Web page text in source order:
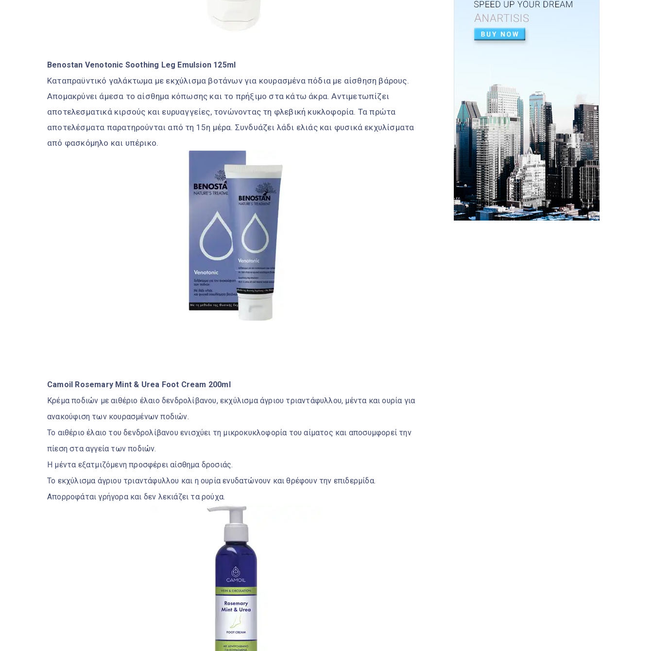
Benostan Venotonic Soothing Leg Emulsion 125ml
Καταπραϋντικό γαλάκτωμα με εκχύλισμα βοτάνων για κουρασμένα πόδια με αίσθηση βάρους.
Απομακρύνει άμεσα το αίσθημα κόπωσης και το πρήξιμο στα κάτω άκρα. Αντιμετωπίζει
αποτελεσματικά κιρσούς και ευρυαγγείες, τονώνοντας τη φλεβική κυκλοφορία. Τα πρώτα
αποτελέσματα παρατηρούνται από τη 15η μέρα. Συνδυάζει λάδι ελιάς και φυσικά εκχυλίσματα
από φασκόμηλο και υπέρικο.
Camoil Rosemary Mint & Urea Foot Cream 200ml
Κρέμα ποδιών με αιθέριο έλαιο δενδρολίβανου, εκχύλισμα άγριου τριαντάφυλλου, μέντα και ουρία για
ανακούφιση των κουρασμένων ποδιών.
Το αιθέριο έλαιο του δενδρολίβανου ενισχύει τη μικροκυκλοφορία του αίματος και αποσυμφορεί την
πίεση στα αγγεία των ποδιών.
Η μέντα εξατμιζόμενη προσφέρει αίσθημα δροσιάς.
Το εκχύλισμα άγριου τριαντάφυλλου και η ουρία ενυδατώνουν και θρέφουν την επιδερμίδα.
Απορροφάται γρήγορα και δεν λεκιάζει τα ρούχα.
CHRISTOUGENNIATIKI-DIAKOSMISI
Χριστουγεννιάτικα μαγνητάκια
ψυγείου που πρέπει να
αποκτήσει...
δέντρου που πρέπει να αποκτήσεις
Dec 17, 2025
DIAKOSMISI
Μικρά χριστουγεννιάτικα δέντρα
που πρέπει να αποκτήσεις
Dec 15, 2025